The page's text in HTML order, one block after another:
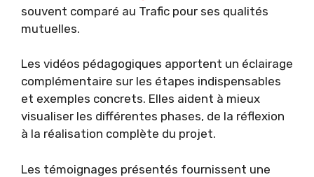
souvent comparé au Trafic pour ses qualités
mutuelles.
Les vidéos pédagogiques apportent un éclairage
complémentaire sur les étapes indispensables
et exemples concrets. Elles aident à mieux
visualiser les différentes phases, de la réflexion
à la réalisation complète du projet.
Les témoignages présentés fournissent une